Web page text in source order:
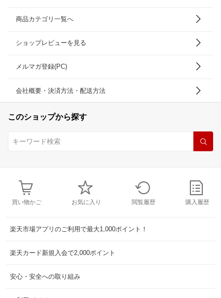
商品カテゴリ一覧へ
ショップレビューを見る
メルマガ登録(PC)
会社概要・決済方法・配送方法
このショップから探す
買い物かご お気に入り 閲覧履歴 購入履歴
楽天市場アプリのご利用で最大1,000ポイント！
楽天カード新規入会で2,000ポイント
安心・安全への取り組み